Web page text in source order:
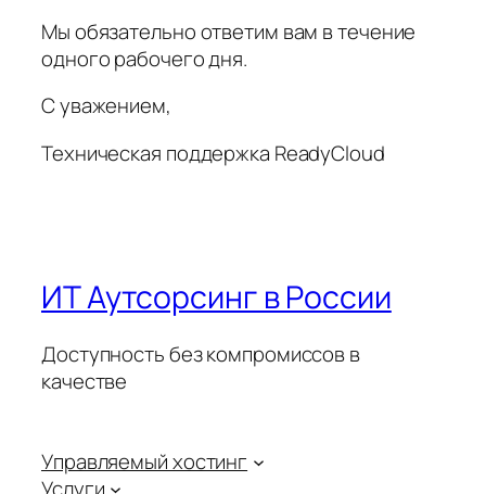
Мы обязательно ответим вам в течение
одного рабочего дня.
С уважением,
Техническая поддержка ReadyCloud
ИТ Аутсорсинг в России
Доступность без компромиссов в
качестве
Управляемый хостинг
Услуги